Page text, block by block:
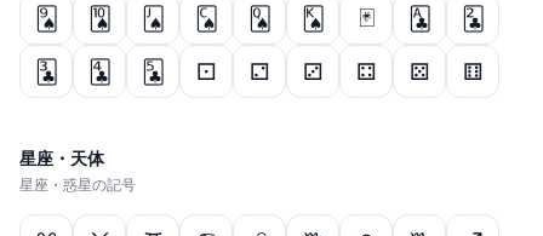
🂩
🂪 🂫 🂬 🂭 🂮 🃏 🃑
🃒
🃓
🃔 🃕 ⚀ ⚁ ⚂ ⚃ ⚄ ⚅
星座・天体
星座・惑星の記号